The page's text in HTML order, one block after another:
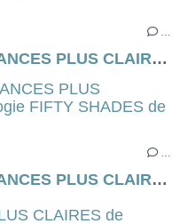
…
Un résumé rigolo de 50 NUANCES PLUS CLAIRES, le tome 3 de la trilogie FIFTY SHADES de EL James - Partie 4.
…
Un résumé rigolo de 50 NUANCES PLUS CLAIRES, le tome 3 de la trilogie FIFTY SHADES de EL James - Partie 2.